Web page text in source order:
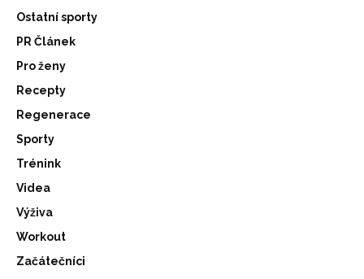
Ostatní sporty
PR Článek
Pro ženy
Recepty
Regenerace
Sporty
Trénink
Videa
Výživa
Workout
Začátečníci